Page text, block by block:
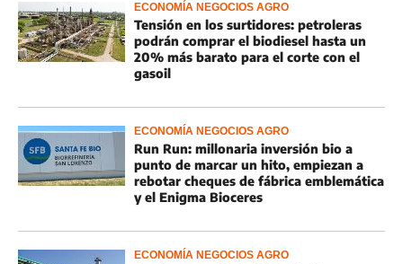
ECONOMÍA NEGOCIOS AGRO
Tensión en los surtidores: petroleras
podrán comprar el biodiesel hasta un
20% más barato para el corte con el
gasoil
ECONOMÍA NEGOCIOS AGRO
Run Run: millonaria inversión bio a
punto de marcar un hito, empiezan a
rebotar cheques de fábrica emblemática
y el Enigma Bioceres
ECONOMÍA NEGOCIOS AGRO